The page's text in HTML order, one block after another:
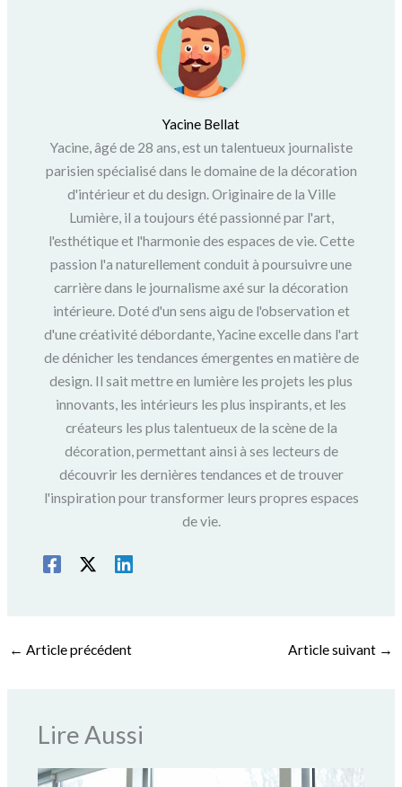
Yacine Bellat
Yacine, âgé de 28 ans, est un talentueux journaliste
parisien spécialisé dans le domaine de la décoration
d'intérieur et du design. Originaire de la Ville
Lumière, il a toujours été passionné par l'art,
l'esthétique et l'harmonie des espaces de vie. Cette
passion l'a naturellement conduit à poursuivre une
carrière dans le journalisme axé sur la décoration
intérieure. Doté d'un sens aigu de l'observation et
d'une créativité débordante, Yacine excelle dans l'art
de dénicher les tendances émergentes en matière de
design. Il sait mettre en lumière les projets les plus
innovants, les intérieurs les plus inspirants, et les
créateurs les plus talentueux de la scène de la
décoration, permettant ainsi à ses lecteurs de
découvrir les dernières tendances et de trouver
l'inspiration pour transformer leurs propres espaces
de vie.
← Article précédent Article suivant →
Lire Aussi